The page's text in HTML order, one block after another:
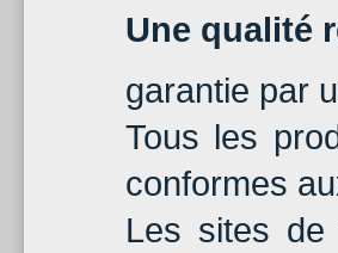
Une qualité
garantie par
Tous les
conformes
Les sites de